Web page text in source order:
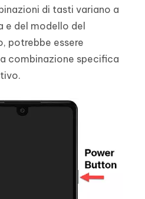
di tasti variano a
e del modello del
potrebbe essere
combinazione specifica